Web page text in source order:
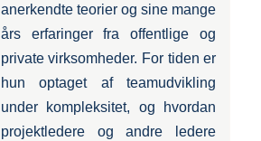
anerkendte teorier og sine mange
års erfaringer fra offentlige og
private virksomheder. For tiden er
hun optaget af teamudvikling
under kompleksitet, og hvordan
projektledere og andre ledere